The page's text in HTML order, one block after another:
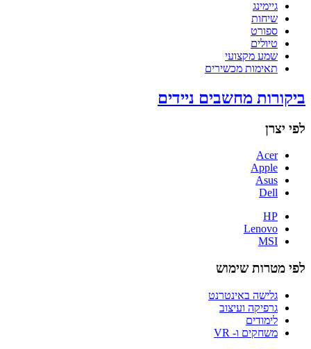
גיימינג
שיחות
ספורט
טיולים
שמע מקצועי
תאימות מכשירים
ביקורות מחשבים ניידים
לפי יצרן
Acer
Apple
Asus
Dell
HP
Lenovo
MSI
לפי מטרות שימוש
גלישה באינטרנט
גרפיקה ועיצוב
לימודים
משחקים ו- VR